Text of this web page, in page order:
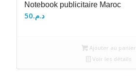
Notebook publicitaire Maroc
د.م.50
Ajouter au panier
Voir les détails